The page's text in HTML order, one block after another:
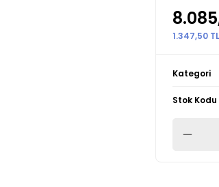
1.347,50
Kategori
Stok Kodu